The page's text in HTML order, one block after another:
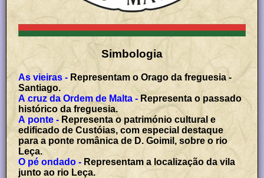
Simbologia
As vieiras - Representam o Orago da freguesia -
Santiago.
A cruz da Ordem de Malta -Representa o passado
histórico da freguesia.
A ponte - Representa o património cultural e
edificado de Custóias, com especial destaque
para a ponte românica de D. Goimil, sobre o rio
Leça.
O pé ondado - Representam a localização da vila
junto ao rio Leça.